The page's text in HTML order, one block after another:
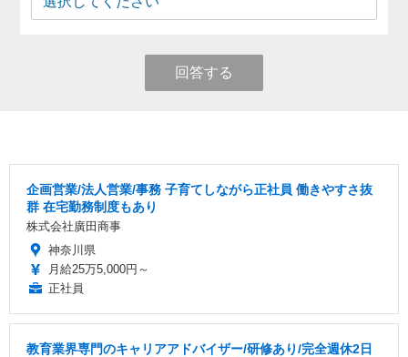
回答する
企画営業/法人営業/事務 子育てしながら正社員 働きやすさ抜
群 在宅勤務制度もあり
株式会社廣田商事
神奈川県
月給25万5,000円～
正社員
教育業界専門のキャリアアドバイザー/研修あり/完全週休2日